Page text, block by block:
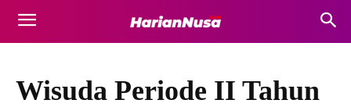
Wisuda Periode II Tahun